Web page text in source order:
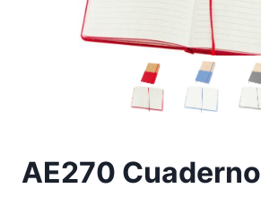
AE270 Cuaderno